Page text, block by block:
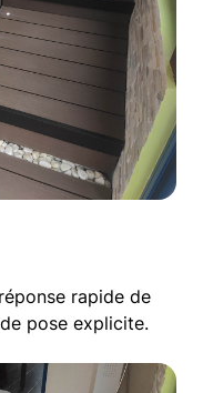
rapide de
pose explicite.